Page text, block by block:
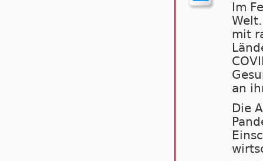
Im
mit
an
Die